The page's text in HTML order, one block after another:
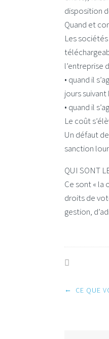
disposition
Quand et
Les
l’entreprise
• quand il
jours
• quand il
Le coût
Un défaut
sanction
QUI SONT
Ce sont « la
droits de
gestion,
Post
← CE QUE